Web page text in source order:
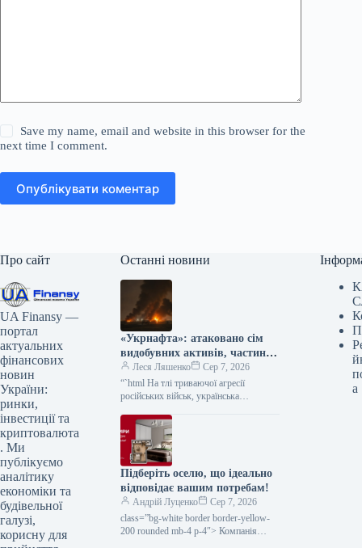
Save my name, email and website in this browser for the
next time I comment.
Опублікувати коментар
Про сайт
UA Finansy —
портал
актуальних
фінансових
новин
України:
ринки,
інвестиції та
криптовалюта
. Ми
публікуємо
аналітику
економіки та
будівельної
галузі,
корисну для
Останні новини
«Укрнафта»: атаковано сім
видобувних активів, частину
об’єктів зупинено
Леся Ляшенко
Сер 7, 2026
“`html На тлі триваючої агресії
російських військ, українська
втрат. Зокрема, в ніч на 7 серпня
було…
Підберіть оселю, що ідеально
відповідає вашим потребам!
Андрій Луценко
Сер 7, 2026
class=”bg-white border border-yellow-
200 rounded mb-4 p-4″> Компанія
а